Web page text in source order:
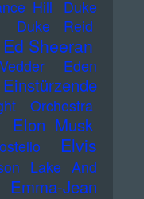
Hill
Duke
Duke Reid
Ed Sheeran
Eden
Einstürzende
Orchestra
Elon Musk
Elvis
Lake And
Emma-Jean